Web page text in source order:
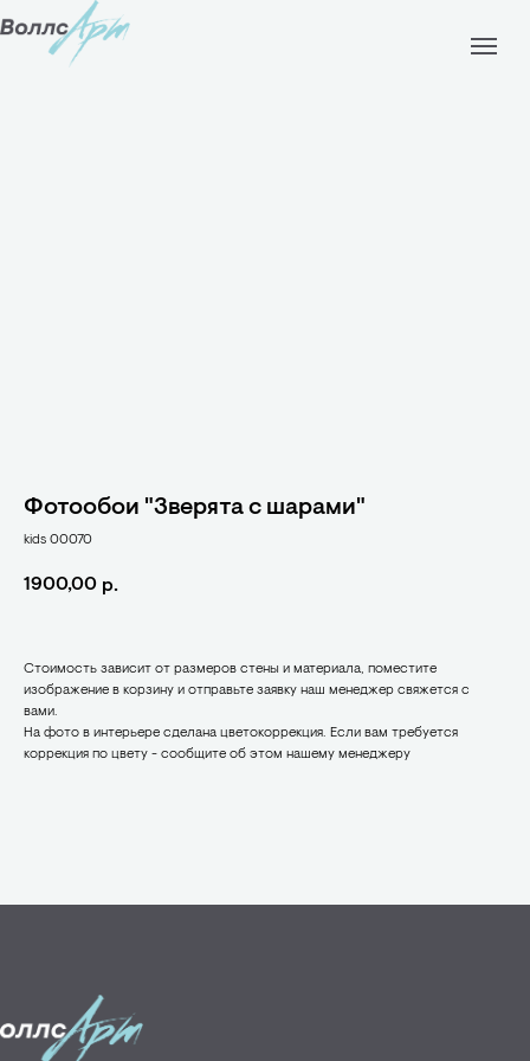
Фотообои "Зверята с шарами"
kids 00070
1900,00 р.
Стоимость зависит от размеров стены и материала, поместите
изображение в корзину и отправьте заявку наш менеджер свяжется с
вами.
На фото в интерьере сделана цветокоррекция. Если вам требуется
коррекция по цвету - сообщите об этом нашему менеджеру